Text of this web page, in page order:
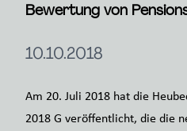
Bewertung von
10.10.2018
Am 20. Juli 2018 hat die
2018 G veröffentlicht, die die